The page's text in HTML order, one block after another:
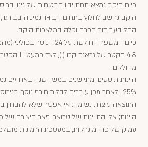
כיום היקב נמצא תחת ידיו הבטוחות של נינו,
היקב נחשב לחלוץ בתחום הביו-דינמיקה
החל בעבודות הכרם וכלה במלאכות היקב.
4.8 הקטר של
מהוללים.
25%, ולאחר מכן עוברים לבלות חורף נוסף בנירוסטה, טרם ביקבוקם.
התוצאה עוצרת נשימה; אי אפשר שלא להבחין
היינות; אלו הם יינות של טרואר, פאר היצירה של
עמוק של פרי ומינרליות, במעטפת הרמונית